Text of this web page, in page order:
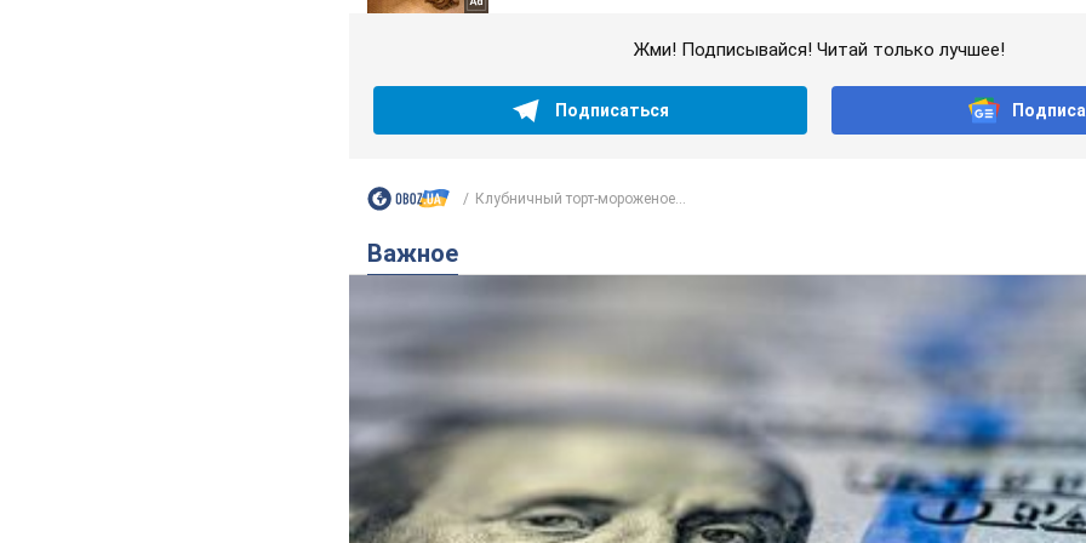
Жми! Подписывайся! Читай только лучшее!
Подписаться
Клубничный торт-мороженое...
Важное